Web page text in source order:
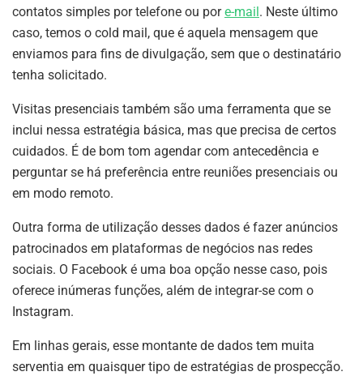
contatos simples por telefone ou pore-mail . Neste último
caso, temos o cold mail, que é aquela mensagem que
enviamos para fins de divulgação, sem que o destinatário
tenha solicitado.
Visitas presenciais também são uma ferramenta que se
inclui nessa estratégia básica, mas que precisa de certos
cuidados. É de bom tom agendar com antecedência e
perguntar se há preferência entre reuniões presenciais ou
em modo remoto.
Outra forma de utilização desses dados é fazer anúncios
patrocinados em plataformas de negócios nas redes
sociais. O Facebook é uma boa opção nesse caso, pois
oferece inúmeras funções, além de integrar-se com o
Instagram.
Em linhas gerais, esse montante de dados tem muita
serventia em quaisquer tipo de estratégias de prospecção.